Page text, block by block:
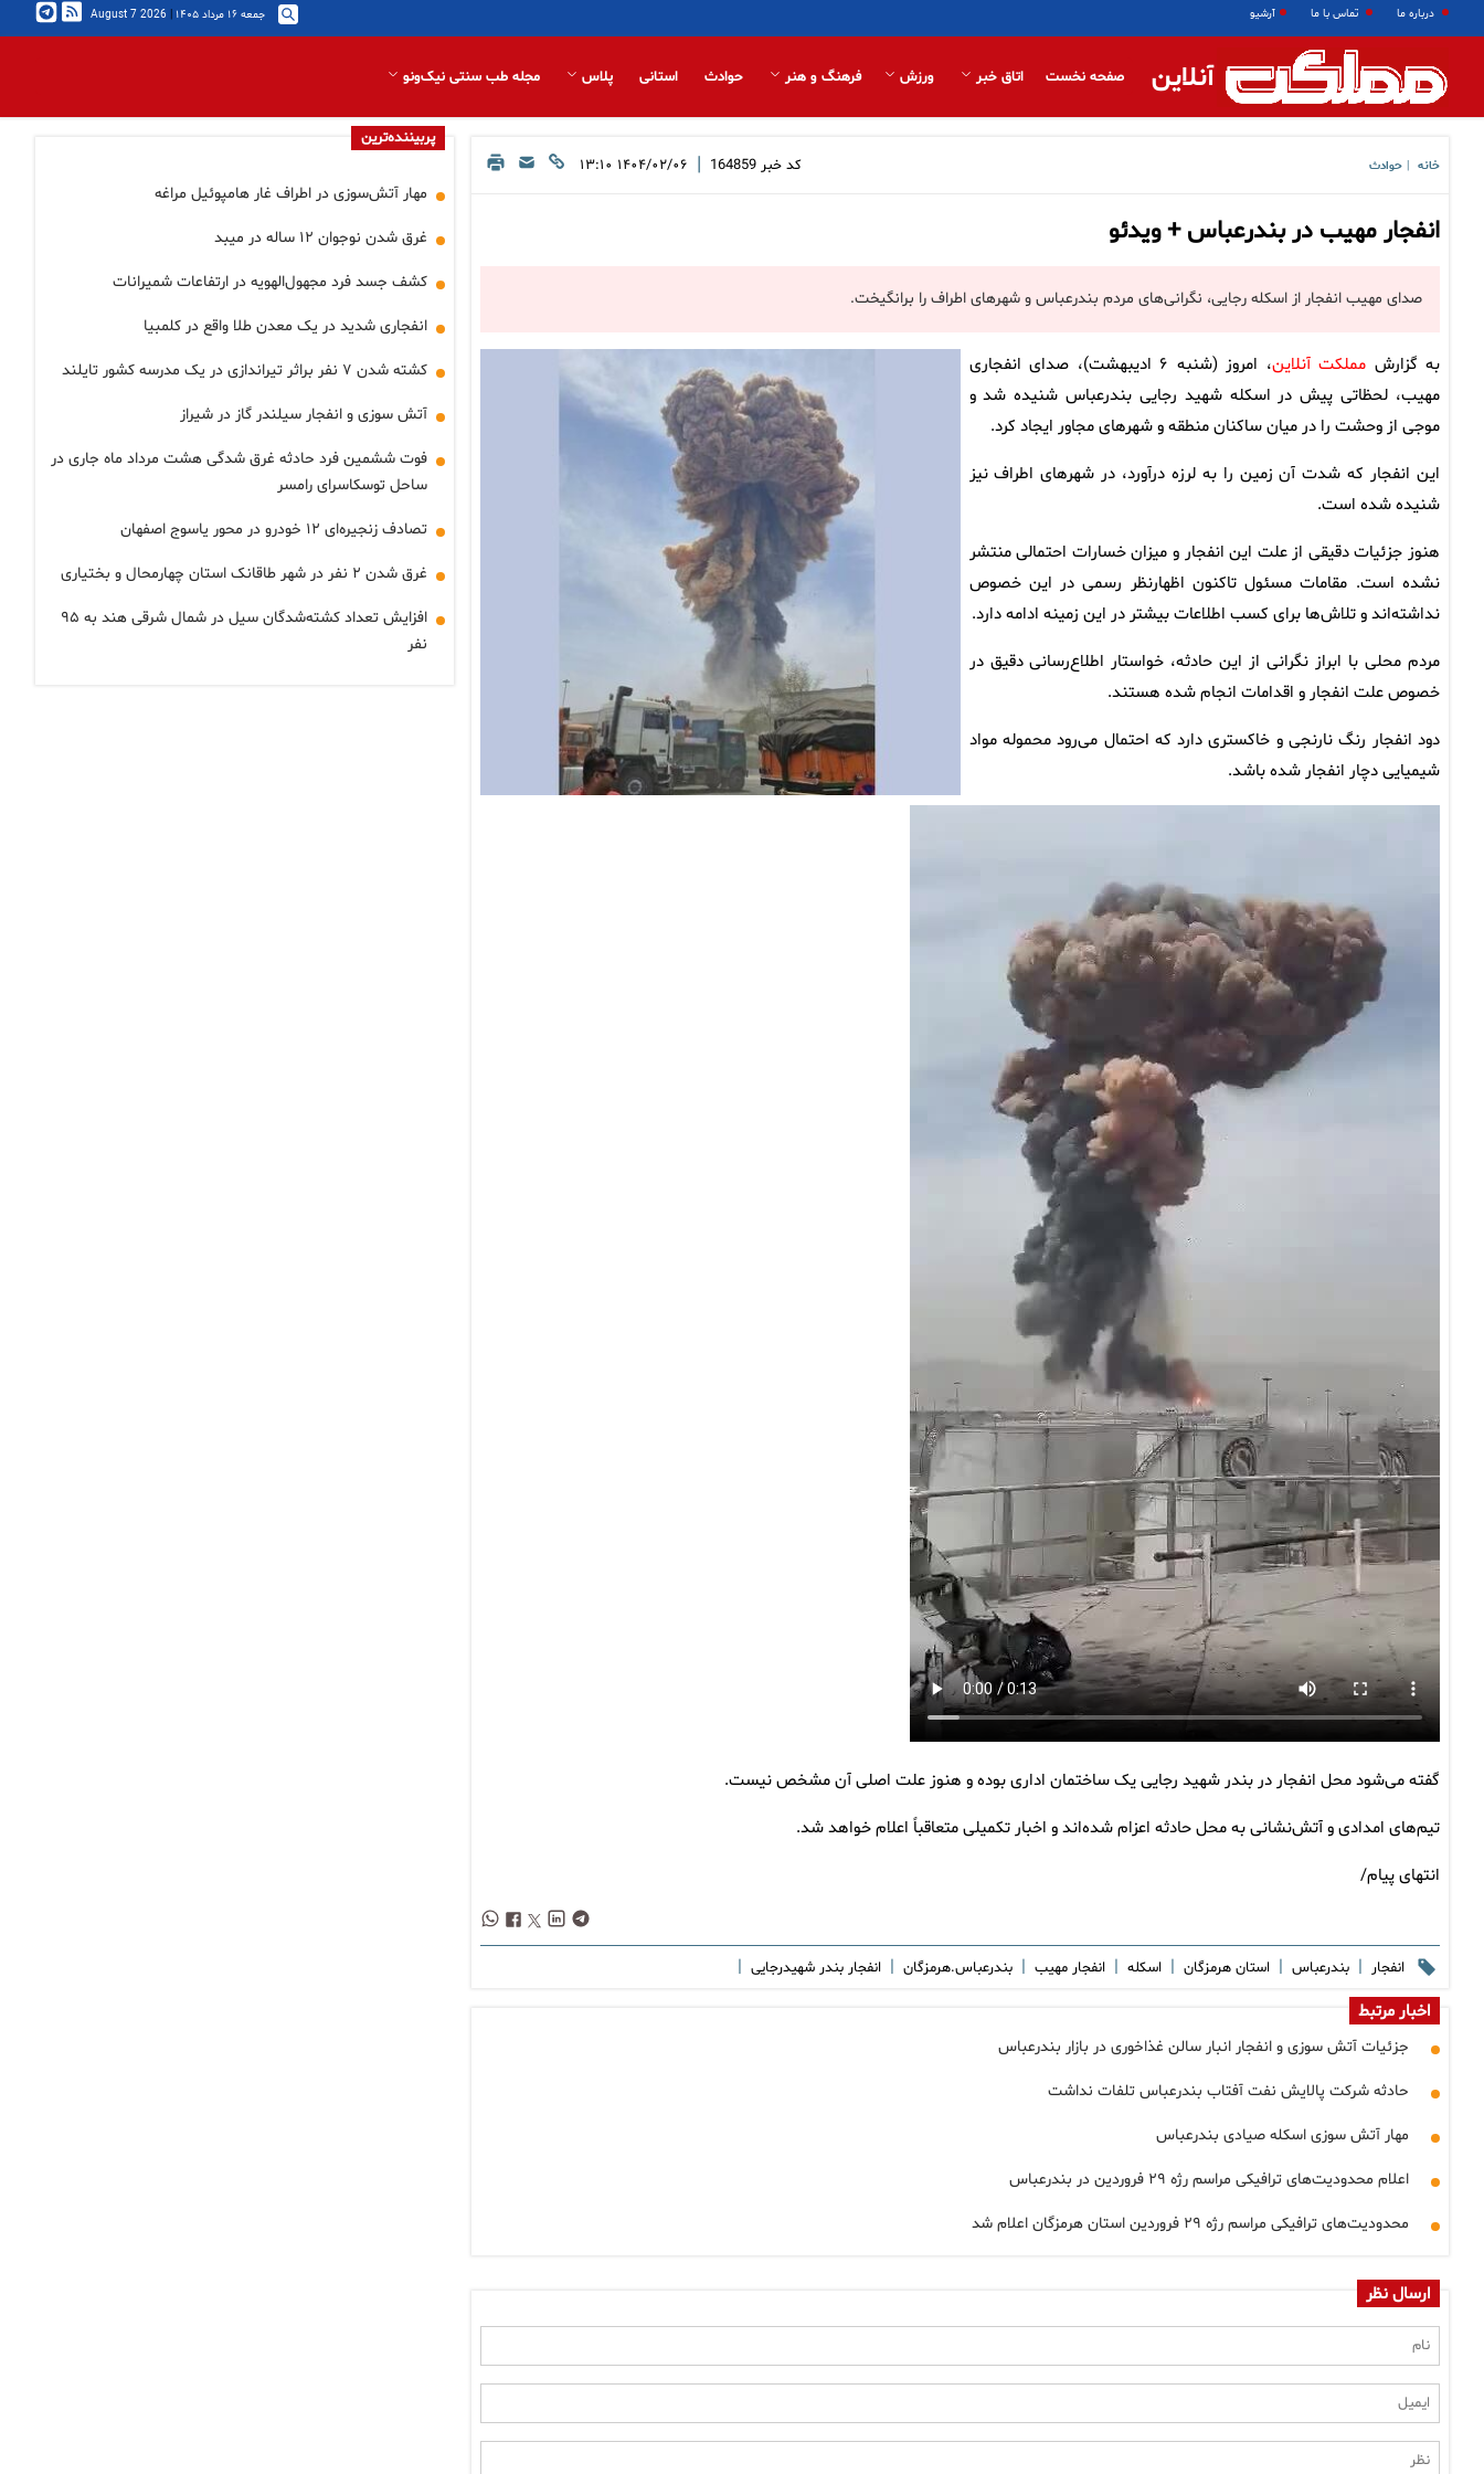
درباره ما تماس با ما آرشیو جمعه ۱۶ مرداد ۱۴۰۵ |
2026 August 7
آنلاین صفحه نخست اتاق خبر ورزش فرهنگ و هنر حوادث استانی پلاس مجله طب سنتی نیک‌ونو
خانه حوادث کد خبر 164859
| ۱۴۰۴/۰۲/۰۶ ۱۳:۱۰
انفجار مهیب در بندرعباس + ویدئو
صدای مهیب انفجار از اسکله رجایی، نگرانی‌های مردم بندرعباس و شهرهای اطراف را برانگیخت.
به گزارش مملکت آنلاین
، امروز (شنبه ۶ ادیبهشت)، صدای انفجاری
مهیب، لحظاتی پیش در اسکله شهید رجایی بندرعباس شنیده شد و
موجی از وحشت را در میان ساکنان منطقه و شهرهای مجاور ایجاد کرد.
این انفجار که شدت آن زمین را به لرزه درآورد، در شهرهای اطراف نیز
شنیده شده است.
هنوز جزئیات دقیقی از علت این انفجار و میزان خسارات احتمالی منتشر
نشده است. مقامات مسئول تاکنون اظهارنظر رسمی در این خصوص
نداشته‌اند و تلاش‌ها برای کسب اطلاعات بیشتر در این زمینه ادامه دارد.
مردم محلی با ابراز نگرانی از این حادثه، خواستار اطلاع‌رسانی دقیق در
خصوص علت انفجار و اقدامات انجام شده هستند.
دود انفجار رنگ نارنجی و خاکستری دارد که احتمال می‌رود محموله مواد
شیمیایی دچار انفجار شده باشد.
گفته می‌شود محل انفجار در بندر شهید رجایی یک ساختمان اداری بوده و هنوز علت اصلی آن مشخص نیست.
تیم‌های امدادی و آتش‌نشانی به محل حادثه اعزام شده‌اند و اخبار تکمیلی متعاقباً اعلام خواهد شد.
انتهای پیام/
انفجار | بندرعباس | استان هرمزگان | اسکله | انفجار مهیب | بندرعباس.هرمزگان | انفجار بندر شهیدرجایی |
اخبار مرتبط
جزئیات آتش سوزی و انفجار انبار سالن غذاخوری در بازار بندرعباس
حادثه شرکت پالایش نفت آفتاب بندرعباس تلفات نداشت
مهار آتش سوزی اسکله صیادی بندرعباس
اعلام محدودیت‌های ترافیکی مراسم رژه ۲۹ فروردین در بندرعباس
محدودیت‌های ترافیکی مراسم رژه ۲۹ فروردین استان هرمزگان اعلام شد
ارسال نظر
پربیننده‌ترین
مهار آتش‌سوزی در اطراف غار هامپوئیل مراغه
غرق شدن نوجوان ۱۲ ساله در میبد
کشف جسد فرد مجهول‌الهویه در ارتفاعات شمیرانات
انفجاری شدید در یک معدن طلا واقع در کلمبیا
کشته شدن ۷ نفر براثر تیراندازی در یک مدرسه کشور تایلند
آتش سوزی و انفجار سیلندر گاز در شیراز
فوت ششمین فرد حادثه غرق شدگی هشت مرداد ماه جاری در
ساحل توسکاسرای رامسر
تصادف زنجیره‌ای ۱۲ خودرو در محور یاسوج اصفهان
غرق شدن ۲ نفر در شهر طاقانک استان چهارمحال و بختیاری
افزایش تعداد کشته‌شدگان سیل در شمال شرقی هند به ۹۵
نفر